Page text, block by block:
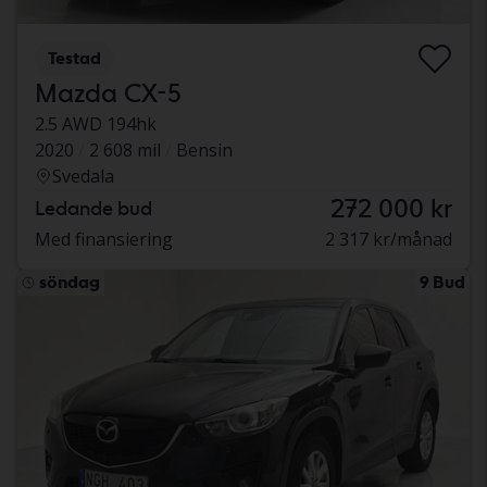
Testad
Mazda CX-5
2.5 AWD 194hk
2020
2 608 mil
Bensin
Svedala
Ledande bud 272 000 kr
Med finansiering 2 317 kr/månad
söndag 9 Bud